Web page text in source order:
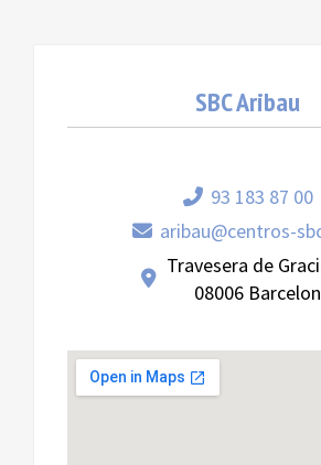
SBC Aribau
93 183 87 00
aribau@centros-
Travesera de
08006